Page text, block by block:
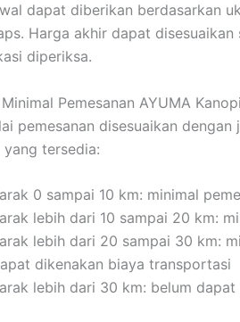
dapat diberikan berdasarkan
Harga akhir dapat
diperiksa.
Pemesanan AYUMA Kanopi
pemesanan disesuaikan
yang tersedia:
0 sampai 10 km: minimal
lebih dari 10 sampai 20 km:
lebih dari 20 sampai 30 km:
dikenakan biaya transportasi
lebih dari 30 km: belum dapat